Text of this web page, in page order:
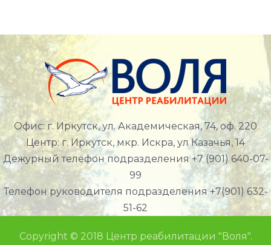
Офис: г. Иркутск, ул. Академическая, 74, оф. 220
Центр: г. Иркутск, мкр. Искра, ул Казачья, 14
Дежурный телефон подразделения +7 (901) 640-07-
99
Телефон руководителя подразделения +7(901) 632-
51-62
Copyright © 2018 Центр реабилитации "Воля".